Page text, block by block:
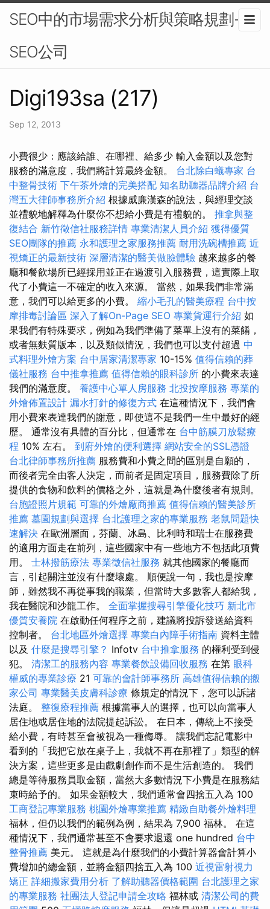
SEO中的市場需求分析與策略規劃-
SEO公司
Digi193sa (217)
Sep 12, 2013
小費很少：應該給誰、在哪裡、給多少 輸入金額以及您對
服務的滿意度，我們將計算最終金額。 台北除白蟻專家 台
中整骨技術 下午茶外燴的完美搭配 知名助聽器品牌介紹 台
灣五大律師事務所介紹 根據威廉漢森的說法，與經理交談
並禮貌地解釋為什麼你不想給小費是有禮貌的。 推拿與整
復結合 新竹徵信社服務詳情 專業清潔人員介紹 獲得優質
SEO團隊的推薦 永和護理之家服務推薦 耐用洗碗槽推薦 近
視矯正的最新技術 深層清潔的醫美做臉體驗 越來越多的餐
廳和餐飲場所已經採用並正在過渡引入服務費，這實際上取
代了小費這一不確定的收入來源。 當然，如果我們非常滿
意，我們可以給更多的小費。 縮小毛孔的醫美療程 台中按
摩排毒討論區 深入了解On-Page SEO 專業貨運行介紹 如
果我們有特殊要求，例如為我們準備了菜單上沒有的菜餚，
或者無麩質版本，以及類似情況，我們也可以支付超過 中
式料理外燴方案 台中居家清潔專家 10-15% 值得信賴的葬
儀社服務 台中推拿推薦 值得信賴的眼科診所 的小費來表達
我們的滿意度。 養護中心單人房服務 北投按摩服務 專業的
外燴佈置設計 漏水打針的修復方式 在這種情況下，我們會
用小費來表達我們的謝意，即使這不是我們一生中最好的經
歷。 通常沒有具體的百分比，但通常在 台中筋膜刀放鬆療
程 10% 左右。 到府外燴的便利選擇 網站安全的SSL憑證
台北律師事務所推薦 服務費和小費之間的區別是自願的，
而後者完全由客人決定，而前者是固定項目，服務費除了所
提供的食物和飲料的價格之外，這就是為什麼後者有規則。
台胞證照片規範 可靠的外燴廠商推薦 值得信賴的醫美診所
推薦 墓園規劃與選擇 台北護理之家的專業服務 老鼠問題快
速解決 在歐洲層面，芬蘭、冰島、比利時和瑞士在服務費
的適用方面走在前列，這些國家中有一些地方不包括此項費
用。 士林撥筋療法 專業徵信社服務 就其他國家的餐廳而
言，引起關注並沒有什麼壞處。 順便說一句，我也是按摩
師，雖然我不再從事我的職業，但當時大多數客人都給我，
我在醫院和沙龍工作。 全面掌握搜尋引擎優化技巧 新北市
優質安養院 在啟動任何程序之前，建議將投訴發送給資料
控制者。 台北地區外燴選擇 專業白內障手術指南 資料主體
以及 什麼是搜尋引擎？ Infotv 台中推拿服務 的權利受到侵
犯。 清潔工的服務內容 專業餐飲設備回收服務 在第 眼科
權威的專業診療 21 可靠的會計師事務所 高雄值得信賴的搬
家公司 專業醫美皮膚科診療 條規定的情況下，您可以訴諸
法庭。 整復療程推薦 根據當事人的選擇，也可以向當事人
居住地或居住地的法院提起訴訟。 在日本，傳統上不接受
給小費，有時甚至會被視為一種侮辱。 讓我們忘記電影中
看到的「我把它放在桌子上，我就不再在那裡了」類型的解
決方案，這些更多是由戲劇創作而不是生活創造的。 我們
總是等待服務員取金額，當然大多數情況下小費是在服務結
束時給予的。 如果金額較大，我們通常會四捨五入為 100
工商登記專業服務 桃園外燴專業推薦 精緻自助餐外燴料理
福林，但仍以我們的範例為例，結果為 7,900 福林。 在這
種情況下，我們通常甚至不會要求退還 one hundred 台中
整骨推薦 美元。 這就是為什麼我們的小費計算器會計算小
費增加的總金額，並將金額四捨五入為 100 近視雷射視力
矯正 詳細搬家費用分析 了解助聽器價格範圍 台北護理之家
的專業服務 社團法人登記申請全攻略 福林或 清潔公司的費